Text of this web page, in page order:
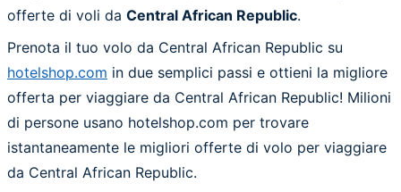
offerte di voli da Central African Republic.
Prenota il tuo volo da Central African Republic su
hotelshop.com in due semplici passi e ottieni la migliore
offerta per viaggiare da Central African Republic! Milioni
di persone usano hotelshop.com per trovare
istantaneamente le migliori offerte di volo per viaggiare
da Central African Republic.